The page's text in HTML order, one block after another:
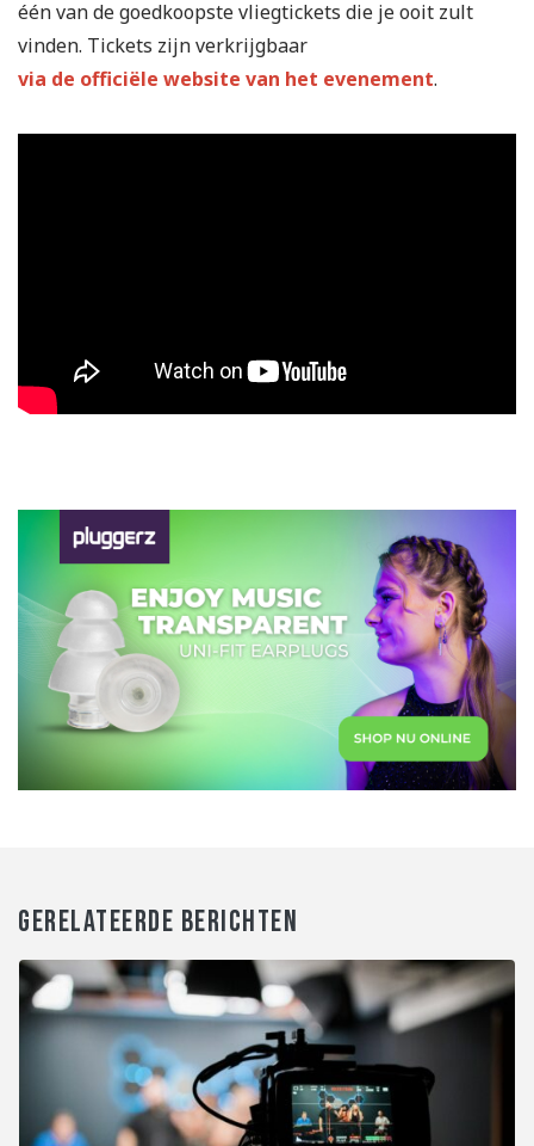
één van de goedkoopste vliegtickets die je ooit zult
vinden. Tickets zijn verkrijgbaar
via de officiële website van het evenement.
GERELATEERDE BERICHTEN